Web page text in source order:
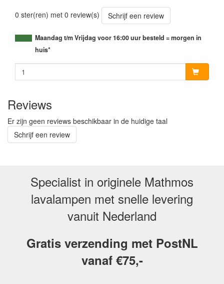
0 ster(ren) met 0 review(s) Schrijf een review
Maandag t/m Vrijdag voor 16:00 uur besteld = morgen in
huis*
Reviews
Er zijn geen reviews beschikbaar in de huidige taal
Schrijf een review
Specialist in originele Mathmos
lavalampen met snelle levering
vanuit Nederland
Gratis verzending met PostNL
vanaf €75,-